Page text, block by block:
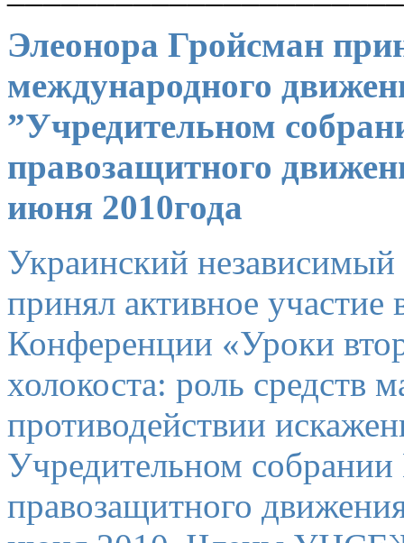
Элеонора Гройсман
международного
”Учредительном
правозащитного
июня 2010года
Украинский
принял активное участие
Конференции «Уроки
холокоста: роль средств
противодействии
Учредительном
правозащитного